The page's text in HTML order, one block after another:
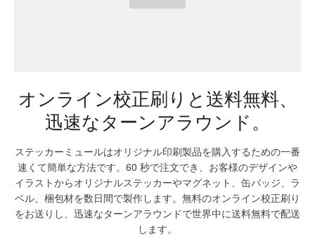
オンライン校正刷りと送料無料、
迅速なターンアラウンド。
ステッカーミュールはオリジナル印刷製品を購入するための一番
速くて簡単な方法です。60 秒で注文でき、お客様のデザインや
イラストからオリジナルステッカーやマグネット、缶バッジ、ラ
ベル、梱包材を数日間で製作します。無料のオンライン校正刷り
をお送りし、迅速なターンアラウンドで世界中に送料無料で配送
します。